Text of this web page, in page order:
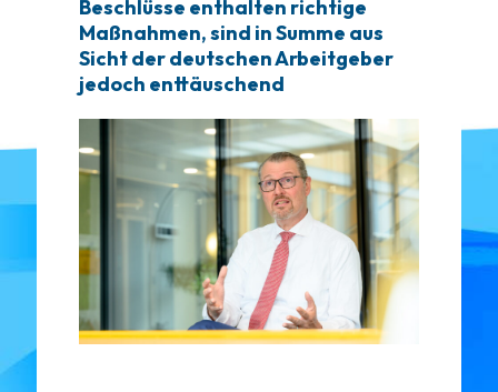
Beschlüsse enthalten richtige
Maßnahmen, sind in Summe aus
Sicht der deutschen Arbeitgeber
jedoch enttäuschend